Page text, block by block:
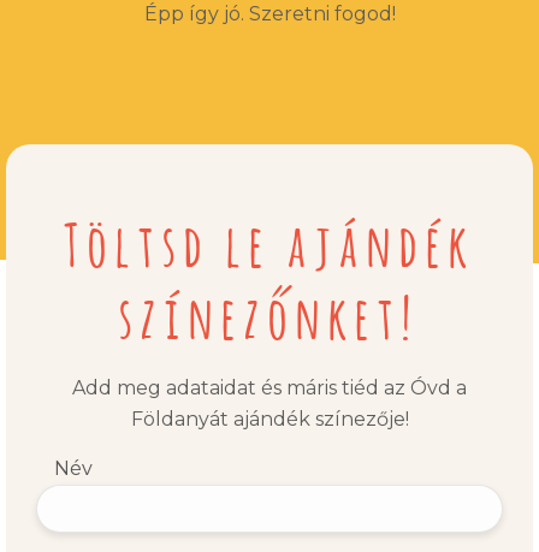
Épp így jó. Szeretni fogod!
Töltsd le ajándék
színezőnket!
Add meg adataidat és máris tiéd az Óvd a
Földanyát ajándék színezője!
Név